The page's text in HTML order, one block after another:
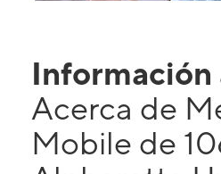
Información
Acerca de
Mobile de